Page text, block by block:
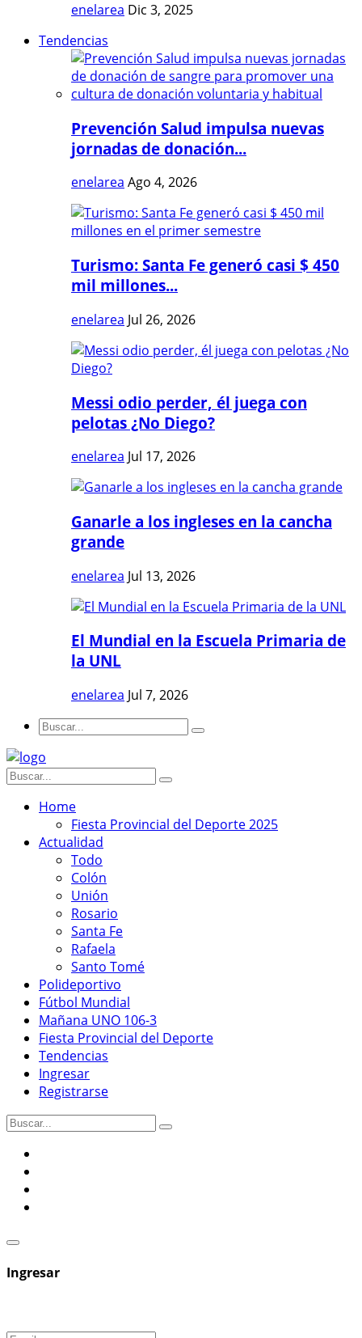
enelarea Dic 3, 2025
Tendencias
Prevención Salud impulsa nuevas
jornadas de donación...
enelarea Ago 4, 2026
Turismo: Santa Fe generó casi $ 450
mil millones...
enelarea Jul 26, 2026
Messi odio perder, él juega con
pelotas ¿No Diego?
enelarea Jul 17, 2026
Ganarle a los ingleses en la cancha
grande
enelarea Jul 13, 2026
El Mundial en la Escuela Primaria de
la UNL
enelarea Jul 7, 2026
Home
Fiesta Provincial del Deporte 2025
Actualidad
Todo
Colón
Unión
Rosario
Santa Fe
Rafaela
Santo Tomé
Polideportivo
Fútbol Mundial
Mañana UNO 106-3
Fiesta Provincial del Deporte
Tendencias
Ingresar
Registrarse
Ingresar